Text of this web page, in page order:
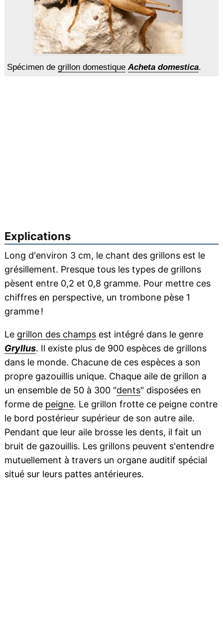
Spécimen de grillon domestique Acheta domestica.
Explications
Long d'environ 3 cm, le chant des grillons est le
grésillement. Presque tous les types de grillons
pèsent entre 0,2 et 0,8 gramme. Pour mettre ces
chiffres en perspective, un trombone pèse 1
gramme !
Le grillon des champsest intégré dans le genre
Gryllus. Il existe plus de 900 espèces de grillons
dans le monde. Chacune de ces espèces a son
propre gazouillis unique. Chaque aile de grillon a
un ensemble de 50 à 300 "dents" disposées en
forme de peigne. Le grillon frotte ce peigne contre
le bord postérieur supérieur de son autre aile.
Pendant que leur aile brosse les dents, il fait un
bruit de gazouillis. Les grillons peuvent s'entendre
mutuellement à travers un organe auditif spécial
situé sur leurs pattes antérieures.